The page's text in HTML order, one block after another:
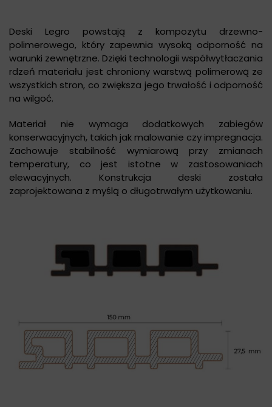
Deski Legro powstają z kompozytu drzewno-
polimerowego, który zapewnia wysoką odporność na
warunki zewnętrzne. Dzięki technologii współwytłaczania
rdzeń materiału jest chroniony warstwą polimerową ze
wszystkich stron, co zwiększa jego trwałość i odporność
na wilgoć.
Materiał nie wymaga dodatkowych zabiegów
konserwacyjnych, takich jak malowanie czy impregnacja.
Zachowuje stabilność wymiarową przy zmianach
temperatury, co jest istotne w zastosowaniach
elewacyjnych. Konstrukcja deski została
zaprojektowana z myślą o długotrwałym użytkowaniu.